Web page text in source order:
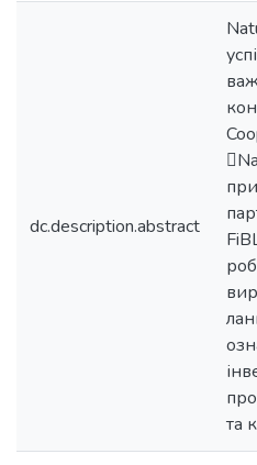
dc.description.abstract
та